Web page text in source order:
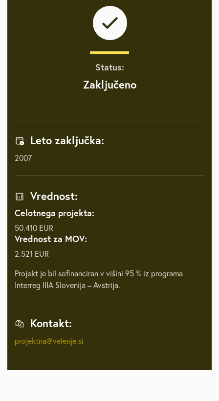
Status:
Zaključeno
Leto zaključka:
2007
Vrednost:
Celotnega projekta:
50.410 EUR
Vrednost za MOV:
2.521 EUR
Projekt je bil sofinanciran v višini 95 % iz programa
Interreg IIIA Slovenija – Avstrija.
Kontakt:
projektna@velenje.si